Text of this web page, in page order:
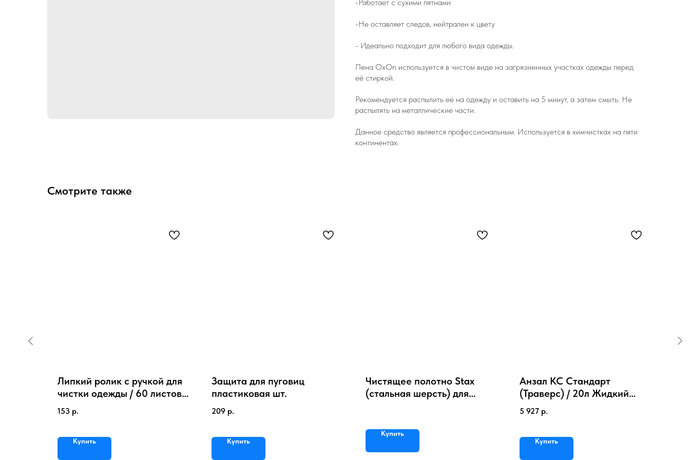
-Работает с сухими пятнами
-Не оставляет следов, нейтрален к цвету
- Идеально подходит для любого вида одежды.
Пена OxOn используется в чистом виде на загрязненных участках одежды перед
её стиркой.
Рекомендуется распылить её на одежду и оставить на 5 минут, а затем смыть. Не
распылять на металлические части.
Данное средство является профессиональным. Используется в химчистках на пяти
континентах.
Смотрите также
Липкий ролик с ручкой для
чистки одежды / 60 листов
Аксессуар для химчисток
153 р.
Купить
Защита для пуговиц
пластиковая шт.
209 р.
Купить
Чистящее полотно Stax
(стальная шерсть) для
Купить
Анзал КС Стандарт
(Траверс) / 20л Жидкий
заменитель крахмального
аппрета
5 927 р.
Купить